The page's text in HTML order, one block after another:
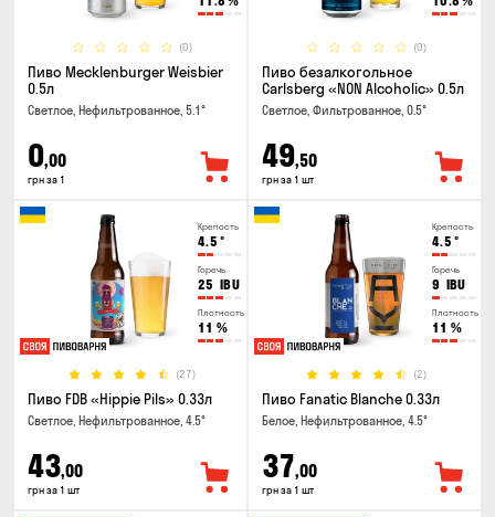
(0)
Пиво Mecklenburger Weisbier
0.5л
Светлое, Нефильтрованное, 5.1°
0,00
грн за 1
(0)
Пиво безалкогольное
Carlsberg «NON Alcoholic» 0.5л
Светлое, Фильтрованное, 0.5°
49,50
грн за 1 шт
Крепость
4.5 °
Горечь
25 IBU
Плотность
11 %
(27)
Пиво FDB «Hippie Pils» 0.33л
Светлое, Нефильтрованное, 4.5°
43,00
грн за 1 шт
Крепость
4.5 °
Горечь
9 IBU
Плотность
11 %
(2)
Пиво Fanatic Blanche 0.33л
Белое, Нефильтрованное, 4.5°
37,00
грн за 1 шт